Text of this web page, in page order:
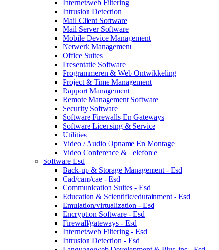
Internet/web Filtering
Intrusion Detection
Mail Client Software
Mail Server Software
Mobile Device Management
Netwerk Management
Office Suites
Presentatie Software
Programmeren & Web Ontwikkeling
Project & Time Management
Rapport Management
Remote Management Software
Security Software
Software Firewalls En Gateways
Software Licensing & Service
Utilities
Video / Audio Opname En Montage
Video Conference & Telefonie
Software Esd
Back-up & Storage Management - Esd
Cad/cam/cae - Esd
Communication Suites - Esd
Education & Scientific/edutainment - Esd
Emulation/virtualization - Esd
Encryption Software - Esd
Firewall/gateways - Esd
Internet/web Filtering - Esd
Intrusion Detection - Esd